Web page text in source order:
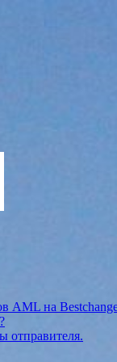
AML на
отправителя.